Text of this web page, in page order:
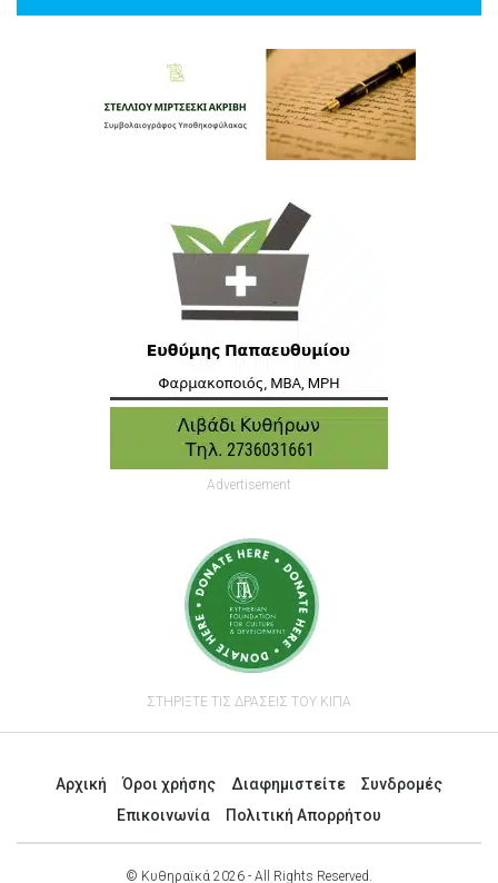
Advertisement
ΣΤΗΡΙΞΤΕ ΤΙΣ ΔΡΑΣΕΙΣ ΤΟΥ ΚΙΠΑ
Αρχική Όροι χρήσης Διαφημιστείτε
Συνδρομές
Επικοινωνία
Πολιτική Απορρήτου
© Κυθηραϊκά 2026 - All Rights Reserved.